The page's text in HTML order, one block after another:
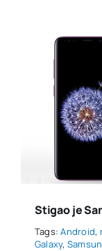
Stigao je
Tags:Android,
Galaxy,